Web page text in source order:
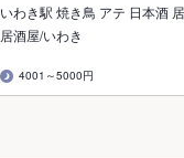
いわき駅 焼き鳥 アテ 日本酒
居酒屋/いわき
4001～5000円